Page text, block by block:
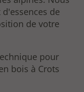
de
de votre
pour
bois à Crots